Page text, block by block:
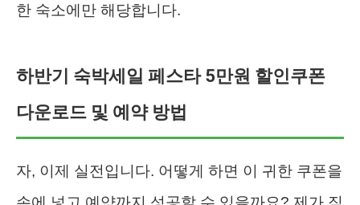
한 숙소에만 해당합니다.
하반기 숙박세일 페스타 5만원 할인쿠폰
다운로드 및 예약 방법
자, 이제 실전입니다. 어떻게 하면 이 귀한 쿠폰을